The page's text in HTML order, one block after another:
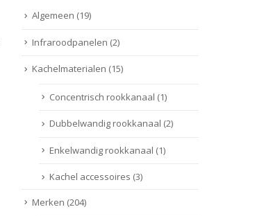
Algemeen (19)
Infraroodpanelen (2)
Kachelmaterialen (15)
Concentrisch rookkanaal (1)
Dubbelwandig rookkanaal (2)
Enkelwandig rookkanaal (1)
Kachel accessoires (3)
Merken (204)